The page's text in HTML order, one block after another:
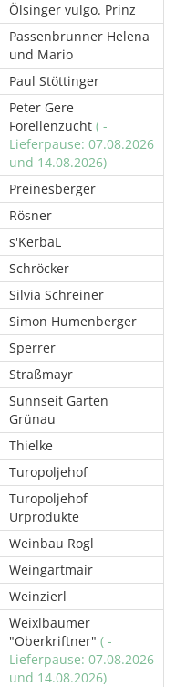
Ölsinger vulgo. Prinz
Passenbrunner Helena
und Mario
Paul Stöttinger
Peter Gere
Forellenzucht ( -
Lieferpause: 07.08.2026
und 14.08.2026)
Preinesberger
Rösner
s'KerbaL
Schröcker
Silvia Schreiner
Simon Humenberger
Sperrer
Straßmayr
Sunnseit Garten
Grünau
Thielke
Turopoljehof
Turopoljehof
Urprodukte
Weinbau Rogl
Weingartmair
Weinzierl
Weixlbaumer
"Oberkriftner" ( -
Lieferpause: 07.08.2026
und 14.08.2026)